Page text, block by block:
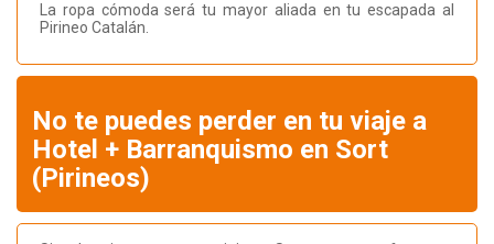
La ropa cómoda será tu mayor aliada en tu escapada al
Pirineo Catalán.
No te puedes perder en tu viaje a
Hotel + Barranquismo en Sort
(Pirineos)